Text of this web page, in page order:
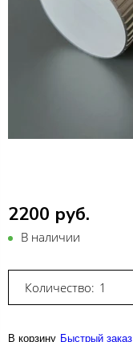
2200 руб.
В наличии
Количество:
В корзину Быстрый заказ